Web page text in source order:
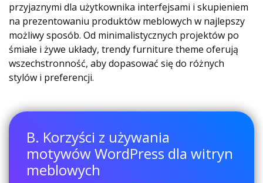
przyjaznymi dla użytkownika interfejsami i skupieniem
na prezentowaniu produktów meblowych w najlepszy
możliwy sposób. Od minimalistycznych projektów po
śmiałe i żywe układy, trendy furniture theme oferują
wszechstronność, aby dopasować się do różnych
stylów i preferencji.
B. Korzyści z używania
motywów WordPress dla witryn
meblowych